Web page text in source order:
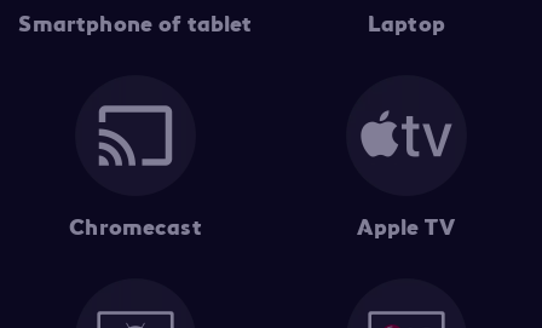
Smartphone of tablet Laptop
Chromecast Apple TV